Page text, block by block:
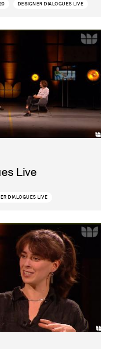
DESIGNER DIALOGUES LIVE
Live
DIALOGUES LIVE